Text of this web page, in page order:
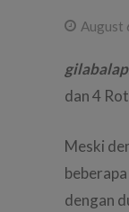
August
dan 4
Meski
dengan